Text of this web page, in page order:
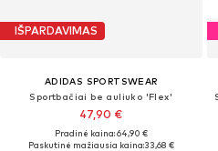
IŠPARDAVIMAS
ADIDAS SPORTSWEAR
Sportbačiai be auliuko 'Flex'
47,90 €
Pradinė kaina: 64,90 €
Paskutinė mažiausia kaina:33,68 €